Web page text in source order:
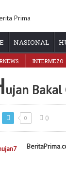
NASIONAL
INTERMEZO
ujan Bakal
0 0